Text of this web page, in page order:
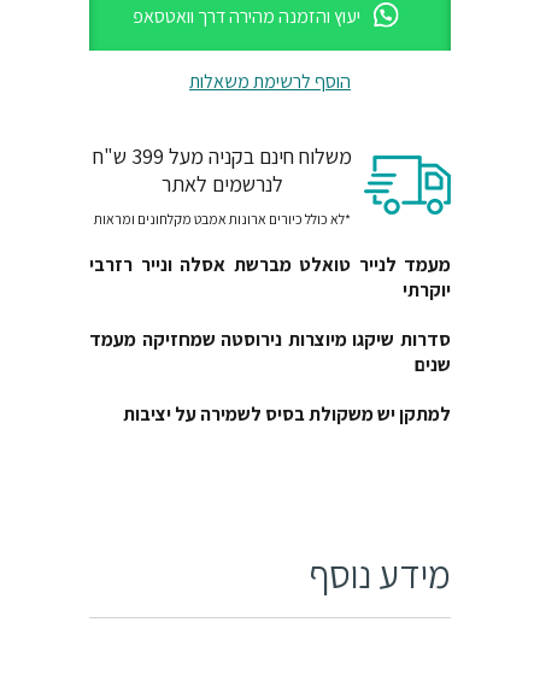
יעוץ והזמנה מהירה דרך וואטסאפ
הוסף לרשימת משאלות
משלוח חינם בקניה מעל 399 ש"ח
לנרשמים לאתר
*לא כולל כיורים ארונות אמבט מקלחונים ומראות
מעמד לנייר טואלט מברשת אסלה ונייר רזרבי
יוקרתי
סדרות שיקגו מיוצרות נירוסטה שמחזיקה מעמד
שנים
למתקן יש משקולת בסיס לשמירה על יציבות
מידע נוסף